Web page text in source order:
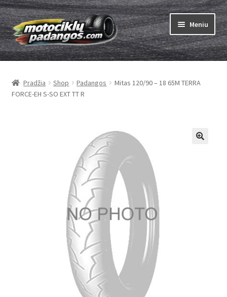
Pereiti
prie
meniu
Pereiti
prie
turinio
Meniu
Padangos
menu
Kameros
menu
Pradžia Shop Padangos
Mitas 120/90 – 18 65M TERRA
FORCE-EH S-SO EXT TT R